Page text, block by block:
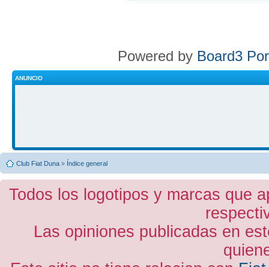
Powered by Board3
ANUNCIO
Club Fiat Duna » Índice general
Todos los logotipos y marcas que
Las opiniones publicadas en